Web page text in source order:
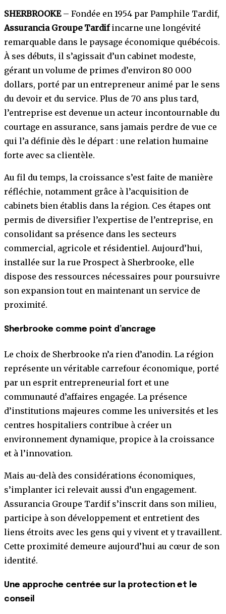
SHERBROOKE– Fondée en 1954 par Pamphile Tardif,
Assurancia Groupe Tardifincarne une longévité
remarquable dans le paysage économique québécois.
À ses débuts, il s’agissait d’un cabinet modeste,
gérant un volume de primes d’environ 80 000
dollars, porté par un entrepreneur animé par le sens
du devoir et du service. Plus de 70 ans plus tard,
l’entreprise est devenue un acteur incontournable du
courtage en assurance, sans jamais perdre de vue ce
qui l’a définie dès le départ : une relation humaine
forte avec sa clientèle.
Au fil du temps, la croissance s’est faite de manière
réfléchie, notamment grâce à l’acquisition de
cabinets bien établis dans la région. Ces étapes ont
permis de diversifier l’expertise de l’entreprise, en
consolidant sa présence dans les secteurs
commercial, agricole et résidentiel. Aujourd’hui,
installée sur la rue Prospect à Sherbrooke, elle
dispose des ressources nécessaires pour poursuivre
son expansion tout en maintenant un service de
proximité.
Sherbrooke comme point d’ancrage
Le choix de Sherbrooke n’a rien d’anodin. La région
représente un véritable carrefour économique, porté
par un esprit entrepreneurial fort et une
communauté d’affaires engagée. La présence
d’institutions majeures comme les universités et les
centres hospitaliers contribue à créer un
environnement dynamique, propice à la croissance
et à l’innovation.
Mais au-delà des considérations économiques,
s’implanter ici relevait aussi d’un engagement.
Assurancia Groupe Tardif s’inscrit dans son milieu,
participe à son développement et entretient des
liens étroits avec les gens qui y vivent et y travaillent.
Cette proximité demeure aujourd’hui au cœur de son
identité.
Une approche centrée sur la protection et le
conseil